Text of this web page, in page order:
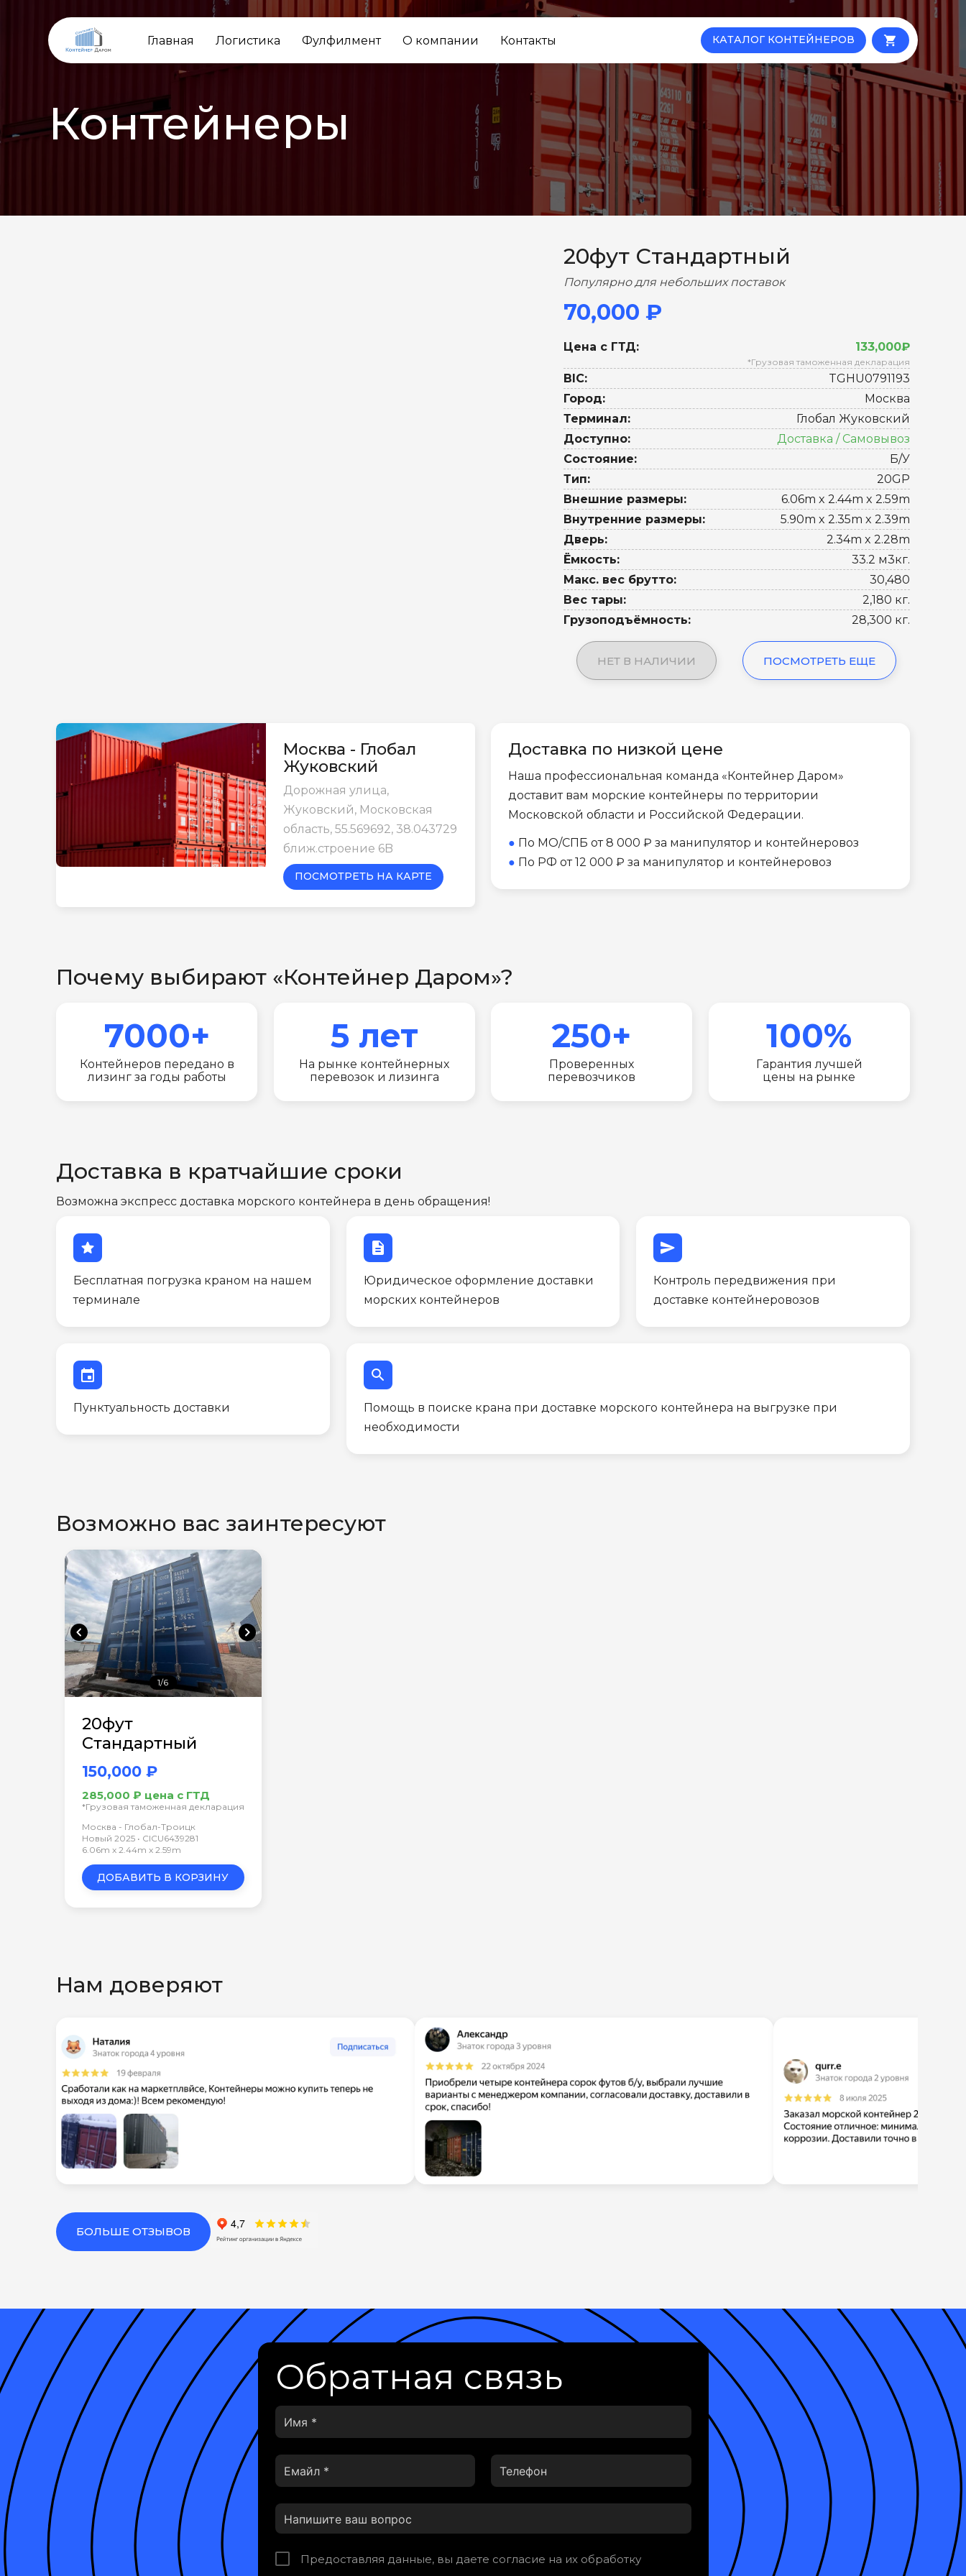
Главная Логистика Фулфилмент О компании Контакты КАТАЛОГ КОНТЕЙНЕРОВ local_grocery_store
Контейнеры
20фут Стандартный
Популярно для небольших поставок
70,000 ₽
Цена с ГТД: 133,000₽
*Грузовая таможенная декларация
BIC:
TGHU0791193
Город:
Москва
Терминал:
Глобал Жуковский
Доступно:
Доставка / Самовывоз
Состояние:
Б/У
Тип:
20GP
Внешние размеры:
6.06m x 2.44m x 2.59m
Внутренние размеры:
5.90m x 2.35m x 2.39m
Дверь:
2.34m x 2.28m
Ёмкость:
33.2 м3кг.
Макс. вес брутто:
30,480
Вес тары:
2,180 кг.
Грузоподъёмность:
28,300 кг.
НЕТ В НАЛИЧИИ ПОСМОТРЕТЬ ЕЩЕ
Москва - Глобал
Жуковский
Дорожная улица,
Жуковский, Московская
область, 55.569692, 38.043729
ближ.строение 6B
ПОСМОТРЕТЬ НА КАРТЕ
Доставка по низкой цене
Наша профессиональная команда «Контейнер Даром»
доставит вам морские контейнеры по территории
Московской области и Российской Федерации.
● По МО/СПБ от 8 000 ₽ за манипулятор и контейнеровоз
● По РФ от 12 000 ₽ за манипулятор и контейнеровоз
Почему выбирают «Контейнер Даром»?
7000+
Контейнеров передано в
лизинг за годы работы
5 лет
На рынке контейнерных
перевозок и лизинга
250+
Проверенных
перевозчиков
100%
Гарантия лучшей
цены на рынке
Доставка в кратчайшие сроки
Возможна экспресс доставка морского контейнера в день обращения!
star
Бесплатная погрузка краном на нашем
терминале
description
Юридическое оформление доставки
морских контейнеров
send
Контроль передвижения при
доставке контейнеровозов
event
Пунктуальность доставки
search
Помощь в поиске крана при доставке морского контейнера на выгрузке при
необходимости
Возможно вас заинтересуют
chevron_left chevron_right
1/6
20фут
Стандартный
150,000 ₽
285,000 ₽ цена с ГТД
*Грузовая таможенная декларация
Москва - Глобал-Троицк
Новый 2025 • CICU6439281
6.06m x 2.44m x 2.59m
ДОБАВИТЬ В КОРЗИНУ
Нам доверяют
БОЛЬШЕ ОТЗЫВОВ
Обратная связь
Предоставляя данные, вы даете согласие на их обработку